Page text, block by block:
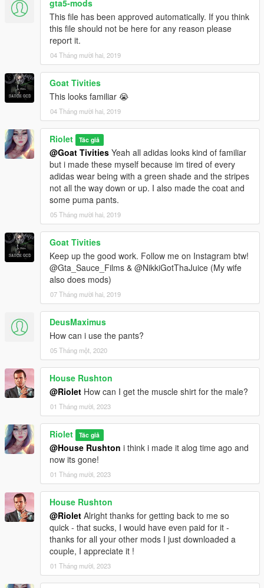
gta5-mods
This file has been approved automatically. If you think
this file should not be here for any reason please
report it.
04 Tháng mười hai, 2019
Goat Tivities
This looks familiar 😭
04 Tháng mười hai, 2019
Riolet Tác giả
@Goat Tivities Yeah all adidas looks kind of familiar
but i made these myself because im tired of every
adidas wear being with a green shade and the stripes
not all the way down or up. I also made the coat and
some puma pants.
05 Tháng mười hai, 2019
Goat Tivities
Keep up the good work. Follow me on Instagram btw!
@Gta_Sauce_Films & @NikkiGotThaJuice (My wife
also does mods)
07 Tháng mười hai, 2019
DeusMaximus
How can i use the pants?
05 Tháng một, 2020
House Rushton
@Riolet How can I get the muscle shirt for the male?
01 Tháng mười, 2023
Riolet Tác giả
@House Rushton i think i made it alog time ago and
now its gone!
01 Tháng mười, 2023
House Rushton
@Riolet Alright thanks for getting back to me so
quick - that sucks, I would have even paid for it -
thanks for all your other mods I just downloaded a
couple, I appreciate it !
01 Tháng mười, 2023